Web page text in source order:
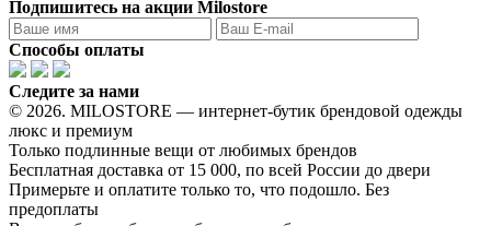
Подпишитесь на акции Milostore
Способы оплаты
Следите за нами
© 2026. MILOSTORE — интернет-бутик брендовой одежды
люкс и премиум
Только подлинные вещи от любимых брендов
Бесплатная доставка от 15 000, по всей России до двери
Примерьте и оплатите только то, что подошло. Без
предоплаты